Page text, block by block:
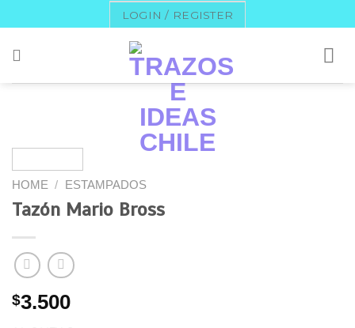
to
content
LOGIN / REGISTER
HOME / ESTAMPADOS
Tazón Mario Bross
$3.500